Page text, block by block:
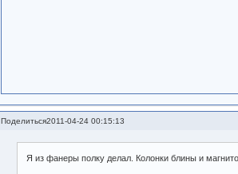
Поделиться2011-04-24 00:15:13
Я из фанеры полку делал. Колонки блины и